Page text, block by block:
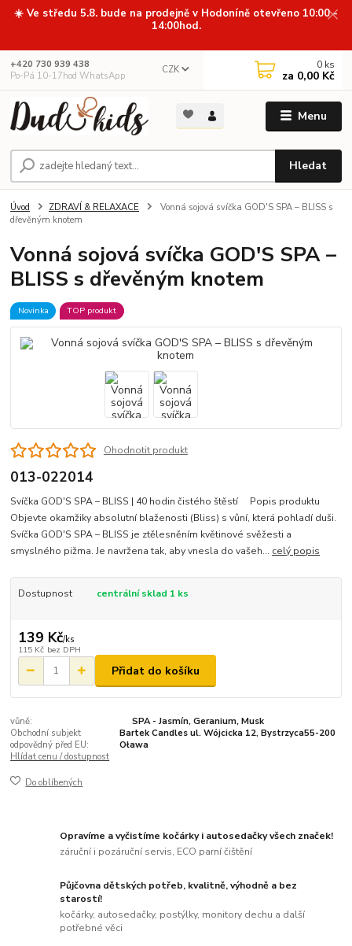
☀️ Ve středu 5.8. bude na prodejně v Hodoníně otevřeno 10:00 -
14:00hod.
Menu
CZK
Hledat
+420 730 939 438
Po-Pá 10-17hod WhatsApp
0 ks
za 0,00 Kč
Úvod ZDRAVÍ & RELAXACE
Vonná sojová svíčka GOD'S SPA – BLISS s
dřevěným knotem
Vonná sojová svíčka GOD'S SPA –
BLISS s dřevěným knotem
Novinka TOP produkt
Ohodnotit produkt
013-022014
Svíčka GOD'S SPA – BLISS | 40 hodin čistého štěstí Popis produktu
Objevte okamžiky absolutní blaženosti (Bliss) s vůní, která pohladí duši.
Svíčka GOD'S SPA – BLISS je ztělesněním květinové svěžesti a
smyslného pižma. Je navržena tak, aby vnesla do vašeh... celý popis
Dostupnost centrální sklad 1 ks
139 Kč/ks
115 Kč bez DPH
Přidat do košíku
vůně:
SPA - Jasmín, Geranium, Musk
Obchodní subjekt
odpovědný před EU:
Bartek Candles ul. Wójcicka 12, Bystrzyca55-200
Oława
Hlídat cenu / dostupnost
Do oblíbených
Opravíme a vyčistíme kočárky i autosedačky všech značek!
záruční i pozáruční servis, ECO parní čištění
Půjčovna dětských potřeb, kvalitně, výhodně a bez
starostí!
kočárky, autosedačky, postýlky, monitory dechu a další
potřebné věci